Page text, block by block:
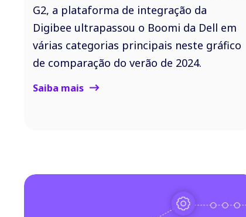
G2, a plataforma de integração da
Digibee ultrapassou o Boomi da Dell em
várias categorias principais neste gráfico
de comparação do verão de 2024.
Saiba mais